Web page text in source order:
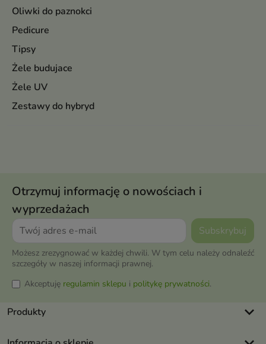
Oliwki do paznokci
Pedicure
Tipsy
Żele budujace
Żele UV
Zestawy do hybryd
Otrzymuj informację o nowościach i
wyprzedażach
Możesz zrezygnować w każdej chwili. W tym celu należy odnaleźć
szczegóły w naszej informacji prawnej.
Akceptuję regulamin sklepu i politykę prywatności.
Produkty keyboard_arrow_down